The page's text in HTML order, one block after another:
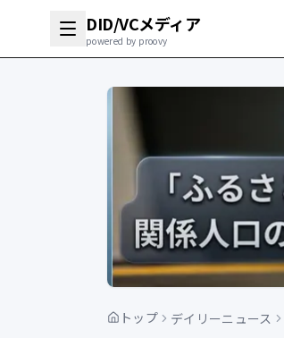
DID/VCメディア
powered by proovy
トップ デイリーニュース